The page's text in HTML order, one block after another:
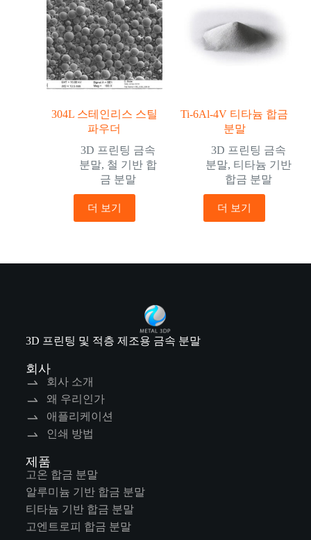
304L 스테인리스 스틸
파우더
3D 프린팅 금속
분말, 철 기반 합
금 분말
더 보기
Ti-6Al-4V 티타늄 합금
분말
3D 프린팅 금속
분말, 티타늄 기반
합금 분말
더 보기
3D 프린팅 및 적층 제조용 금속 분말
회사
회사 소개
왜 우리인가
애플리케이션
인쇄 방법
제품
고온 합금 분말
알루미늄 기반 합금 분말
티타늄 기반 합금 분말
고엔트로피 합금 분말